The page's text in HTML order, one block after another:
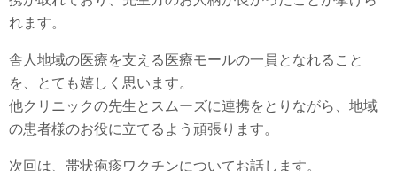
れます。
舎人地域の医療を支える医療モールの一員となれること
を、とても嬉しく思います。
他クリニックの先生とスムーズに連携をとりながら、地域
の患者様のお役に立てるよう頑張ります。
次回は、帯状疱疹ワクチンについてお話します。